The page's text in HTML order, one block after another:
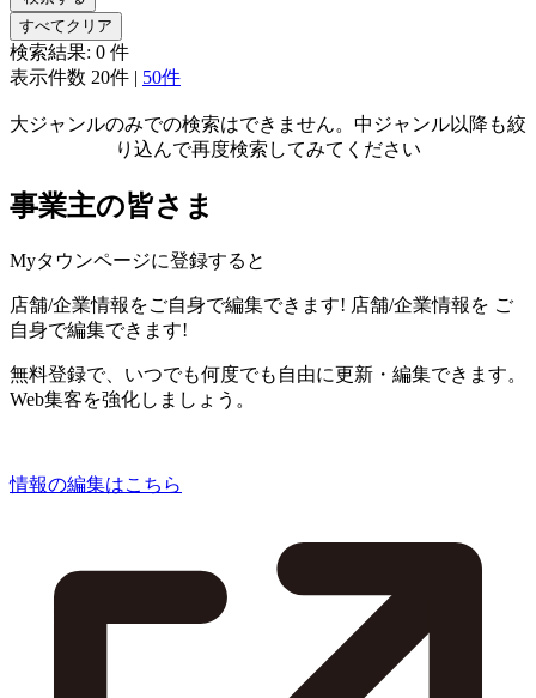
すべてクリア
検索結果: 0 件
表示件数 20件 | 50件
大ジャンルのみでの検索はできません。中ジャンル以降も絞
り込んで再度検索してみてください
事業主の皆さま
Myタウンページに登録すると
店舗/企業情報をご自身で編集できます! 店舗/企業情報を ご
自身で編集できます!
無料登録で、いつでも何度でも自由に更新・編集できます。
Web集客を強化しましょう。
情報の編集はこちら